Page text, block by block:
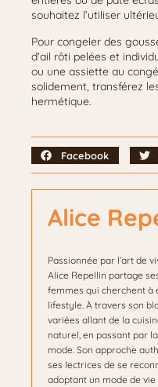
souhaitez l’utiliser
Pour congeler des
d’ail rôti pelées et
ou une assiette au
solidement, transférez
hermétique.
Facebook
Alice
Passionnée par l’art de
Alice Repellin partage
femmes qui cherchent à
lifestyle. À travers son
variées allant de la
naturel, en passant par
mode. Son approche
ses lectrices de se
adoptant un mode de